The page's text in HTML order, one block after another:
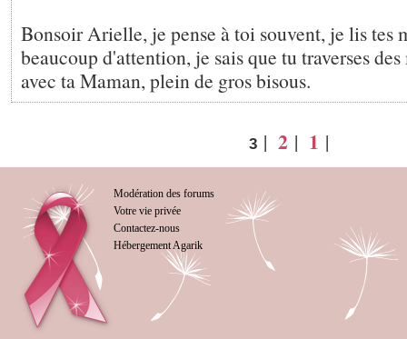
Bonsoir Arielle, je pense à toi souvent, je lis tes
beaucoup d'attention, je sais que tu traverses
avec ta Maman, plein de gros bisous.
3 |2 | 1 |
Modération des forums
Votre vie privée
Contactez-nous
Hébergement Agarik